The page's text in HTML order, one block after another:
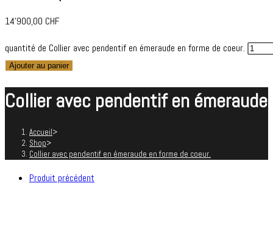
14'900,00 CHF
quantité de Collier avec pendentif en émeraude en forme de coeur.
Ajouter au panier
Collier avec pendentif en
Accueil>
Shop>
Collier avec pendentif en émeraude en forme de coeur.
Produit précédent